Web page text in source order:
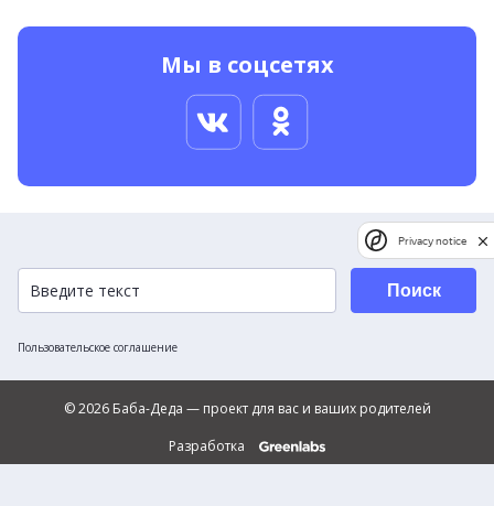
Мы в соцсетях
Пользовательское соглашение
Поиск
© 2026 Баба-Деда — проект для вас и ваших родителей
Разработка
Privacy notice